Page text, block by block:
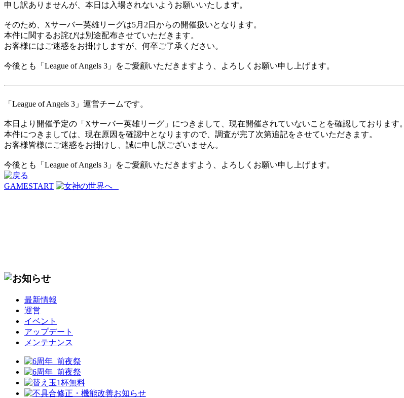
申し訳ありませんが、本日は入場されないようお願いいたします。
そのため、Xサーバー英雄リーグは5月2日からの開催扱いとなります。
本件に関するお詫びは別途配布させていただきます。
お客様にはご迷惑をお掛けしますが、何卒ご了承ください。
今後とも「League of Angels 3」をご愛顧いただきますよう、よろしくお願い申し上げます。
「League of Angels 3」運営チームです。
本日より開催予定の「Xサーバー英雄リーグ」につきまして、現在開催されていないことを確認しております。
本件につきましては、現在原因を確認中となりますので、調査が完了次第追記をさせていただきます。
お客様皆様にご迷惑をお掛けし、誠に申し訳ございません。
今後とも「League of Angels 3」をご愛顧いただきますよう、よろしくお願い申し上げます。
GAMESTART
最新情報
運営
イベント
アップデート
メンテナンス